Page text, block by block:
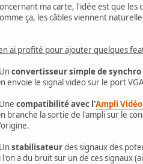
ma carte, l'idée est que les
ça, les câbles viennent
ai profité pour ajouter quelques
convertisseur simple de synchro
envoie le signal video sur le port
compatibilité avec l'Ampli
branche la sortie de l'ampli sur le
stabilisateurdes signaux des
l'on a du bruit sur un de ces signaux